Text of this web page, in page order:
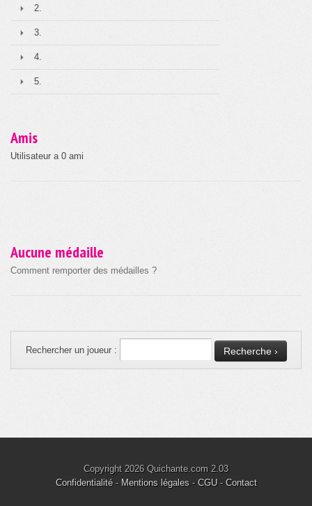
2.
3.
4.
5.
Amis
Utilisateur a 0 ami
Aucune médaille
Comment remporter des médailles ?
Rechercher un joueur :
Copyright 2026 Quichante.com 2.03
Confidentialité- Mentions légales- CGU- Contact